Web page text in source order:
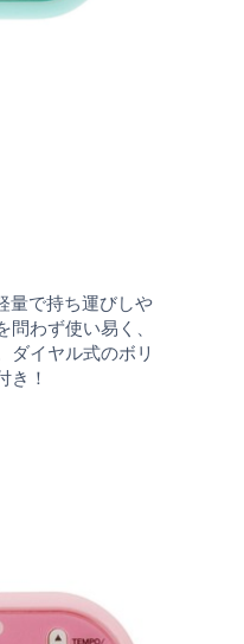
量で持ち運びしや
わず使い易く、
ダイヤル式のボリ
き！